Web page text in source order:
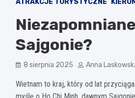
ATRAKCJE TURYSTYCZNE
Sajgonie?
8 sierpnia 2025 Anna
Wietnam to kraj, który od lat